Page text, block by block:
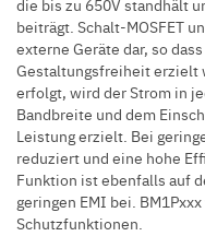
die bis zu 650V standhält
beiträgt. Schalt-MOSFET
externe Geräte dar, so
Gestaltungsfreiheit erzielt
erfolgt, wird der Strom in
Bandbreite und dem
Leistung erzielt. Bei
reduziert und eine hohe
Funktion ist ebenfalls auf
geringen EMI bei.
Schutzfunktionen.